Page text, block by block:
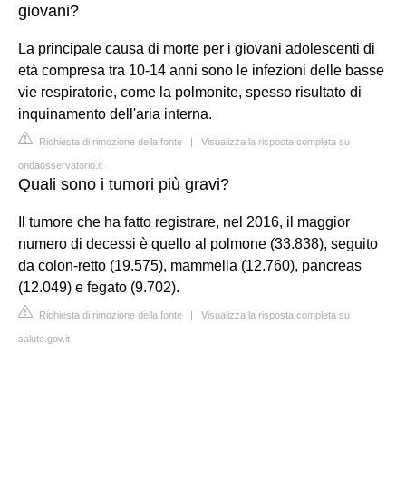
giovani?
La principale causa di morte per i giovani adolescenti di
età compresa tra 10-14 anni sono le infezioni delle basse
vie respiratorie, come la polmonite, spesso risultato di
inquinamento dell'aria interna.
Richiesta di rimozione della fonte | Visualizza la risposta completa su
ondaosservatorio.it
Quali sono i tumori più gravi?
Il tumore che ha fatto registrare, nel 2016, il maggior
numero di decessi è quello al polmone (33.838), seguito
da colon-retto (19.575), mammella (12.760), pancreas
(12.049) e fegato (9.702).
Richiesta di rimozione della fonte | Visualizza la risposta completa su
salute.gov.it